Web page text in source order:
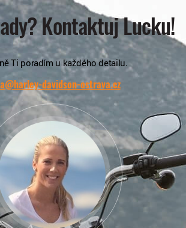
Kontaktuj Lucku!
Ti poradím u každého detailu.
davidson-ostrava.cz